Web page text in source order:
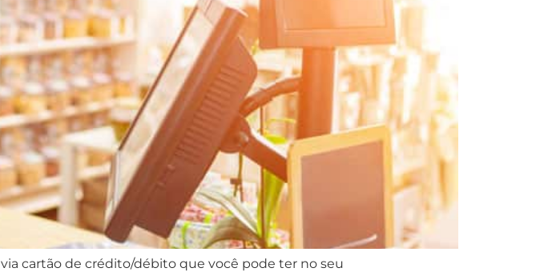
cartão de crédito/débito que você pode ter no seu